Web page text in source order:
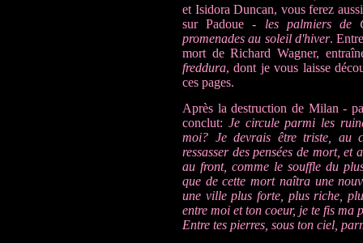
et Isidora Duncan, vous ferez
sur Padoue - les palmiers de
promenades au soleil d'hiver.
mort de Richard Wagner,
freddura, dont je vous laisse
ces pages.
Après la destruction de Milan -
conclut: Je circule parmi les
moi? Je devrais être triste, au
ressasser des pensées de mort, et
au front, comme le souffle du
que de cette mort naîtra une
une ville plus forte, plus riche,
entre moi et ton coeur, je te fis ma
Entre tes pierres, sous ton ciel,